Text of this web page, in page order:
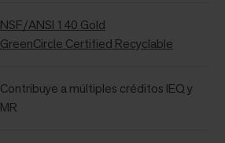
NSF/ANSI 140 Gold
GreenCircle Certified Recyclable
Contribuye a múltiples créditos IEQ y
MR